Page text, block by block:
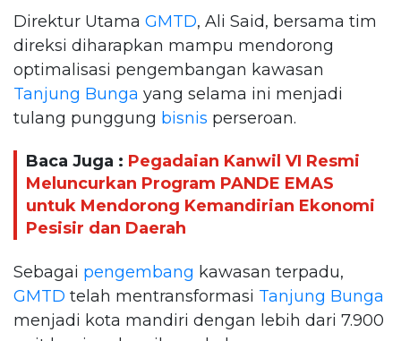
Direktur Utama GMTD, Ali Said, bersama tim
direksi diharapkan mampu mendorong
optimalisasi pengembangan kawasan
Tanjung Bunga yang selama ini menjadi
tulang punggung bisnis perseroan.
Baca Juga : Pegadaian Kanwil VI Resmi
Meluncurkan Program PANDE EMAS
untuk Mendorong Kemandirian Ekonomi
Pesisir dan Daerah
Sebagai pengembang kawasan terpadu,
GMTD telah mentransformasi Tanjung Bunga
menjadi kota mandiri dengan lebih dari 7.900